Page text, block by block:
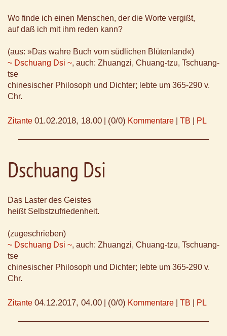
Wo finde ich einen Menschen, der die Worte vergißt,
auf daß ich mit ihm reden kann?
(aus: »Das wahre Buch vom südlichen Blütenland«)
~ Dschuang Dsi ~, auch: Zhuangzi, Chuang-tzu, Tschuang-
tse
chinesischer Philosoph und Dichter; lebte um 365-290 v.
Chr.
Zitante 01.02.2018, 18.00 (0/0) Kommentare TB PL
Dschuang Dsi
Das Laster des Geistes
heißt Selbstzufriedenheit.
(zugeschrieben)
~ Dschuang Dsi ~, auch: Zhuangzi, Chuang-tzu, Tschuang-
tse
chinesischer Philosoph und Dichter; lebte um 365-290 v.
Chr.
Zitante 04.12.2017, 04.00 (0/0) Kommentare TB PL